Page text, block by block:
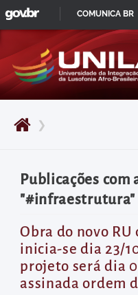
Pular
para
início
do
principal
Acessar
diretamente
o
menu
principal
Acessar
❯
Publicações com
"#infraestrutura"
Obra do novo RU
inicia-se dia 23/
projeto será dia
assinada ordem
GOVBR
COMUNICA BR